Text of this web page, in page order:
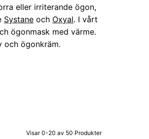
eller irriterande ögon,
Systane och Oxyal. I vårt
ögonmask med värme.
och ögonkräm.
Visar 0-20 av 50 Produkter